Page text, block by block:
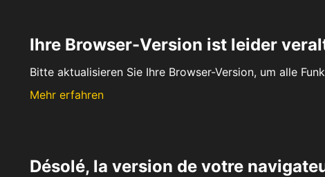
Ihre Browser-Version ist leider
Bitte aktualisieren Sie Ihre Browser-Version, um alle
Mehr erfahren
Désolé, la version de votre